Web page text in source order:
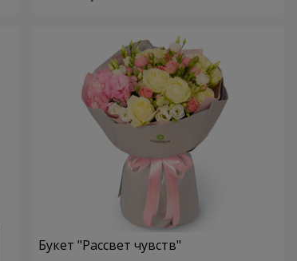
Букет "Рассвет чувств"